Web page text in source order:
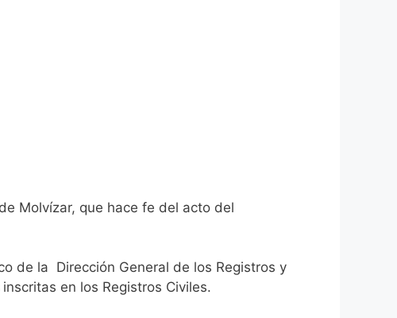
Molvízar, que hace fe del acto del
de la Dirección General de los Registros y
en los Registros Civiles.